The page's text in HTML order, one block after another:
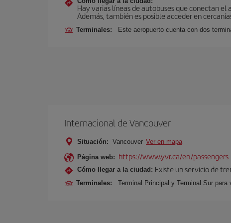
Hay varias líneas de autobuses que conectan
Además, también es posible acceder en
Terminales: Este aeropuerto cuenta con dos
Internacional de Vancouver
Situación: Vancouver Ver en mapa
Página web: https://www.yvr.ca/en/passengers
Cómo llegar a la ciudad: Existe un servicio de
Terminales: Terminal Principal y Terminal Sur para